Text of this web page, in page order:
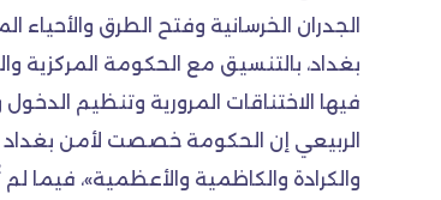
الجدران الخرسانية وفتح الطرق
فيها الاختناقات المرورية وتنظيم